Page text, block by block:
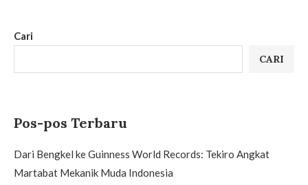
Cari
CARI
Pos-pos Terbaru
Dari Bengkel ke Guinness World Records: Tekiro Angkat
Martabat Mekanik Muda Indonesia